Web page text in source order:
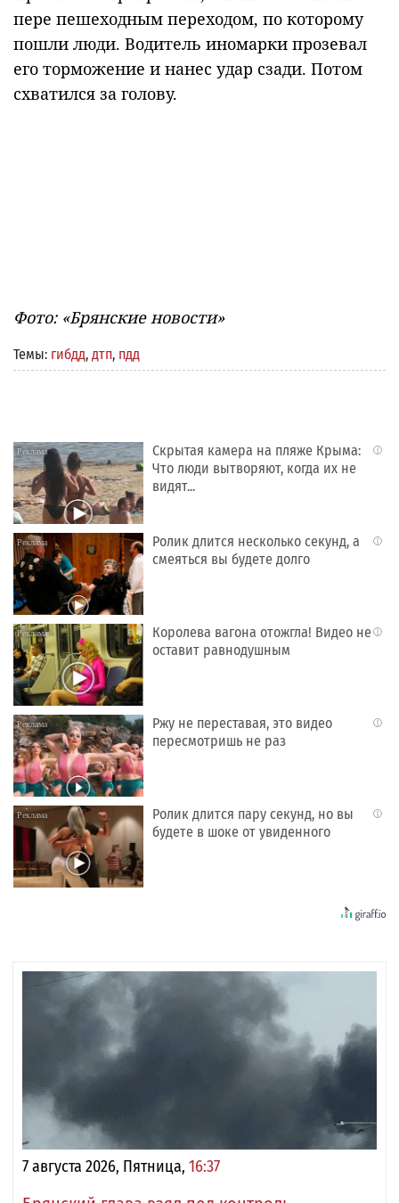
пере пешеходным переходом, по которому
пошли люди. Водитель иномарки прозевал
его торможение и нанес удар сзади. Потом
схватился за голову.
Фото: «Брянские новости»
Темы: гибдд, дтп, пдд
i
Скрытая камера на пляже Крыма:
Что люди вытворяют, когда их не
видят...
i
Ролик длится несколько секунд, а
смеяться вы будете долго
i
Королева вагона отожгла! Видео не
оставит равнодушным
i
Ржу не переставая, это видео
пересмотришь не раз
i
Ролик длится пару секунд, но вы
будете в шоке от увиденного
7 августа 2026, Пятница, 16:37